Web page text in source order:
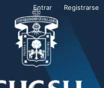
Entrar Registrarse